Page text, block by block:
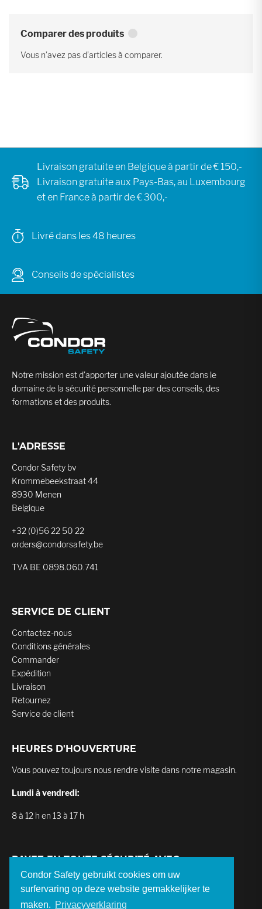
Condor Safety gebruikt cookies om uw
surfervaring op deze website gemakkelijker te
maken. Privacyverklaring
Comparer des produits
Vous n’avez pas d’articles à comparer.
Livraison gratuite en Belgique à partir de € 150,-
Livraison gratuite aux Pays-Bas, au Luxembourg
et en France à partir de € 300,-
Livré dans les 48 heures
Conseils de spécialistes
Notre mission est d’apporter une valeur ajoutée dans le
domaine de la sécurité personnelle par des conseils, des
formations et des produits.
L'ADRESSE
Condor Safety bv
Krommebeekstraat 44
8930 Menen
Belgique
+32 (0)56 22 50 22
orders@condorsafety.be
TVA BE 0898.060.741
SERVICE DE CLIENT
Contactez-nous
Conditions générales
Commander
Expédition
Livraison
Retournez
Service de client
HEURES D'HOUVERTURE
Vous pouvez toujours nous rendre visite dans notre magasin.
Lundi à vendredi:
8 à 12 h en 13 à 17 h
PAYEZ EN TOUTE SÉCURITÉ AVEC